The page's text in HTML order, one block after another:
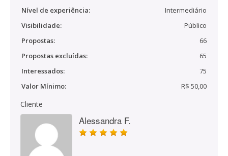
Nível de experiência:
Intermediário
Visibilidade:
Público
Propostas:
66
Propostas excluídas:
65
Interessados:
75
Valor Mínimo:
R$ 50,00
Cliente
Alessandra F.